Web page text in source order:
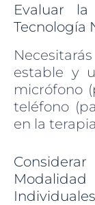
Evaluar
Tecnología
estable y
micrófono
teléfono
en la
Individuales